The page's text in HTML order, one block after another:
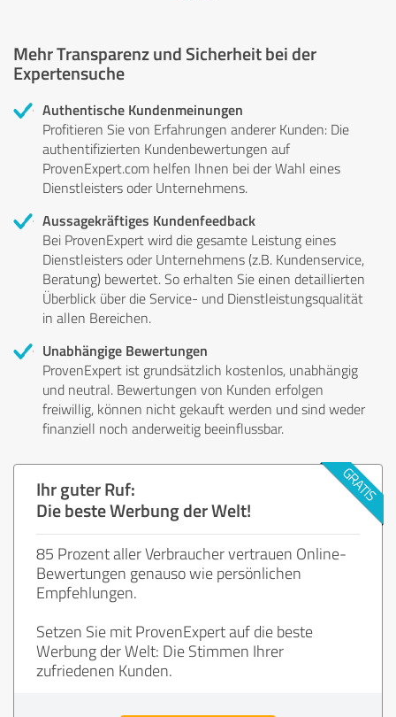
Mehr Transparenz und Sicherheit bei der
Expertensuche
Authentische Kundenmeinungen
Profitieren Sie von Erfahrungen anderer Kunden: Die
authentifizierten Kundenbewertungen auf
ProvenExpert.com helfen Ihnen bei der Wahl eines
Dienstleisters oder Unternehmens.
Aussagekräftiges Kundenfeedback
Bei ProvenExpert wird die gesamte Leistung eines
Dienstleisters oder Unternehmens (z.B. Kundenservice,
Beratung) bewertet. So erhalten Sie einen detaillierten
Überblick über die Service- und Dienstleistungsqualität
in allen Bereichen.
Unabhängige Bewertungen
ProvenExpert ist grundsätzlich kostenlos, unabhängig
und neutral. Bewertungen von Kunden erfolgen
freiwillig, können nicht gekauft werden und sind weder
finanziell noch anderweitig beeinflussbar.
Ihr guter Ruf:
Die beste Werbung der Welt!
85 Prozent aller Verbraucher vertrauen Online-
Bewertungen genauso wie persönlichen
Empfehlungen.
Setzen Sie mit ProvenExpert auf die beste
Werbung der Welt: Die Stimmen Ihrer
zufriedenen Kunden.